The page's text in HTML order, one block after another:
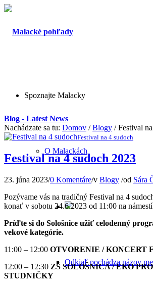
Spoznajte Malacky
O Malackách
Odkiaľ pochádza názov
Blog - Latest News
Nachádzate sa tu: Domov / Blogy / Festival
Festival na 4 sudoch
Festival na 4 sudoch 2023
23. júna 2023/0 Komentáre/v Blogy /od Sára
Pozývame vás na tradičný Festival na 4
konať v sobotu 24.6.2023 od 11:00 na
Príďte si do Sološnice užiť celodenný
vekové kategórie.
11:00 – 12:00 OTVORENIE / KONCERT
12:00 – 12:30 ZŠ SOLOŠNICA / EKO
STUDNIČKY